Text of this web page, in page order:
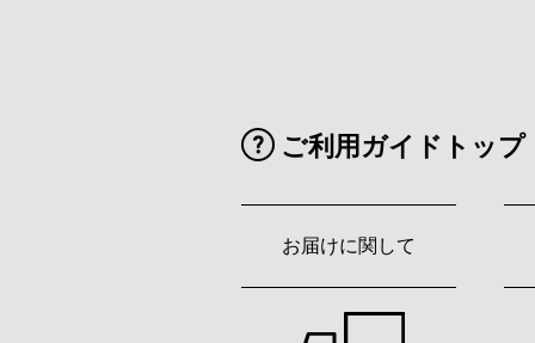
ご利用ガイドトップ
お届けに関して